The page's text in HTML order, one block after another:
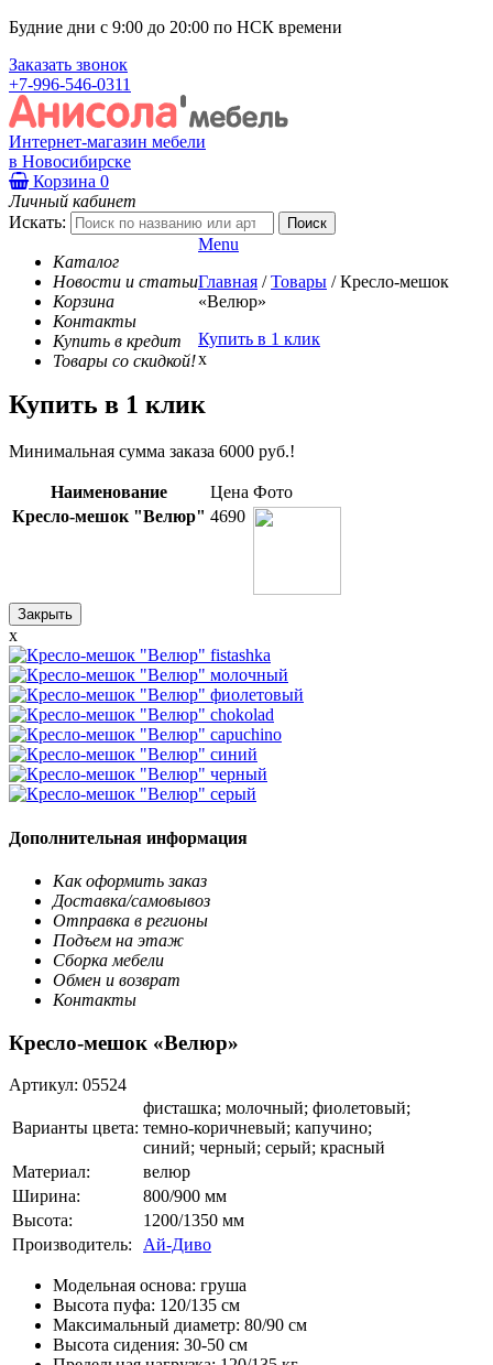
Будние дни с 9:00 до 20:00 по НСК времени
Заказать звонок
+7-996-546-0311
Интернет-магазин мебели
в Новосибирске
Корзина 0
Личный кабинет
Искать:
Каталог
Новости и статьи
Корзина
Контакты
Купить в кредит
Товары со скидкой!
Menu
Главная / Товары / Кресло-мешок
«Велюр»
Купить в 1 клик
x
Купить в 1 клик
Минимальная сумма заказа 6000 руб.!
Наименование Цена Фото
Кресло-мешок "Велюр" 4690
Закрыть
x
Дополнительная информация
Как оформить заказ
Доставка/самовывоз
Отправка в регионы
Подъем на этаж
Сборка мебели
Обмен и возврат
Контакты
Кресло-мешок «Велюр»
Артикул: 05524
Варианты цвета:
фисташка; молочный; фиолетовый;
темно-коричневый; капучино;
синий; черный; серый; красный
Материал:
велюр
Ширина:
800/900 мм
Высота:
1200/1350 мм
Производитель:
Ай-Диво
Модельная основа: груша
Высота пуфа: 120/135 см
Максимальный диаметр: 80/90 см
Высота сидения: 30-50 см